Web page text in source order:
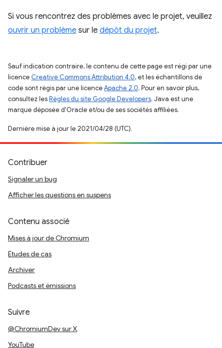
Si vous rencontrez des problèmes avec le projet, veuillez
ouvrir un problème sur le dépôt du projet.
Sauf indication contraire, le contenu de cette page est régi par une
licence Creative Commons Attribution 4.0, et les échantillons de
code sont régis par une licenceApache 2.0. Pour en savoir plus,
consultez lesRègles du site Google Developers. Java est une
marque déposée d'Oracle et/ou de ses sociétés affiliées.
Dernière mise à jour le 2021/04/28 (UTC).
Contribuer
Signaler un bug
Afficher les questions en suspens
Contenu associé
Mises à jour de Chromium
Études de cas
Archiver
Podcasts et émissions
Suivre
@ChromiumDev sur X
YouTube